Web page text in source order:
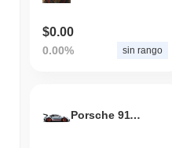
$0.00
0.00% sin rango
Porsche 911 GT3 RS